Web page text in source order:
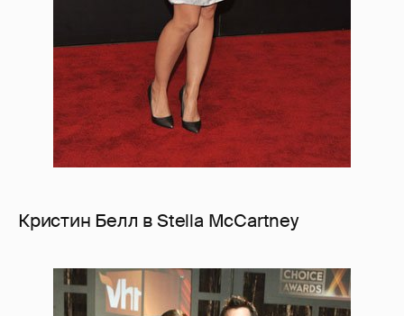
Кристин Белл в Stella McCartney